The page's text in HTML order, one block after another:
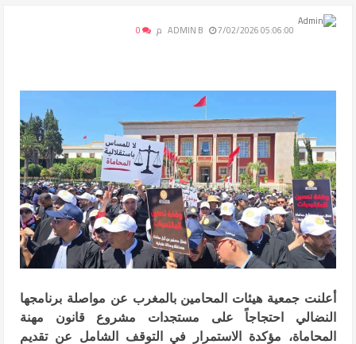
ADMIN B 7/02/2026 05:06:00 م
أعلنت جمعية هيئات المحامين بالمغرب عن مواصلة برنامجها
النضالي احتجاجاً على مستجدات مشروع قانون مهنة
المحاماة، مؤكدة الاستمرار في التوقف الشامل عن تقديم